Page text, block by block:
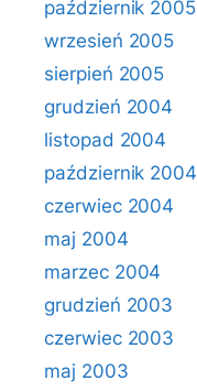
październik 2005
wrzesień 2005
sierpień 2005
grudzień 2004
listopad 2004
październik 2004
czerwiec 2004
maj 2004
marzec 2004
grudzień 2003
czerwiec 2003
maj 2003